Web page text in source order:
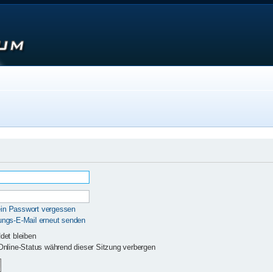
Passwort vergessen
E-Mail erneut senden
bleiben
Status während dieser Sitzung verbergen